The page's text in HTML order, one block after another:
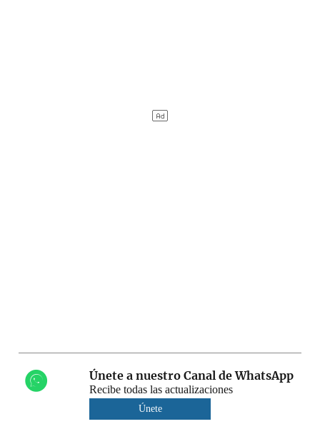
Únete a nuestro Canal de WhatsApp
Recibe todas las actualizaciones
Únete